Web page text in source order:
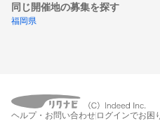
同じ開催地の募集を探す
福岡県
エントリーする
受け取
ヘルプ・お問い合わせ ログインでお困